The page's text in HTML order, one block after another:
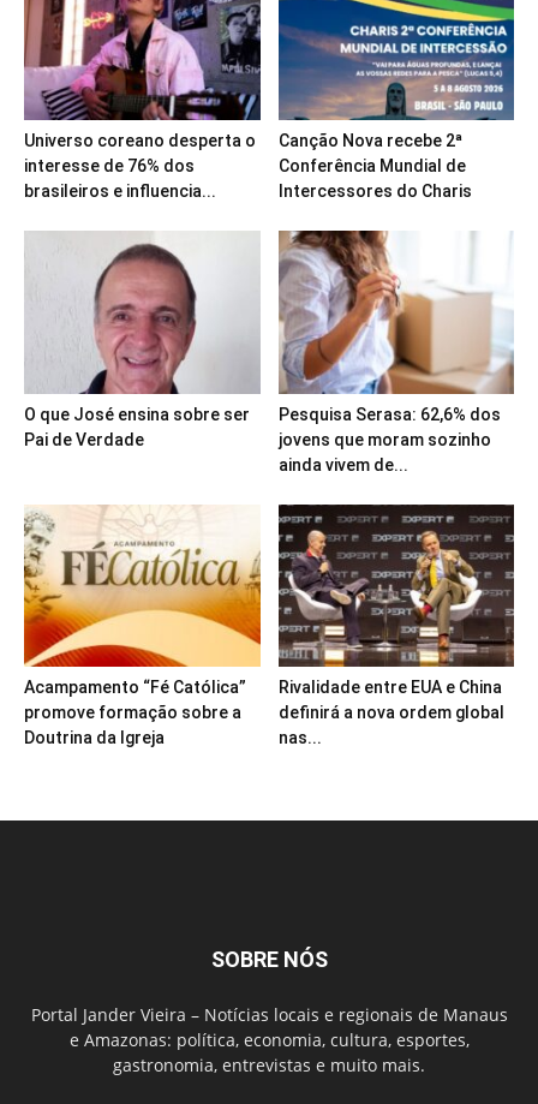
Universo coreano desperta o
interesse de 76% dos
brasileiros e influencia...
Canção Nova recebe 2ª
Conferência Mundial de
Intercessores do Charis
O que José ensina sobre ser
Pai de Verdade
Pesquisa Serasa: 62,6% dos
jovens que moram sozinho
ainda vivem de...
Acampamento “Fé Católica”
promove formação sobre a
Doutrina da Igreja
Rivalidade entre EUA e China
definirá a nova ordem global
nas...
SOBRE NÓS
Portal Jander Vieira – Notícias locais e regionais de Manaus
e Amazonas: política, economia, cultura, esportes,
gastronomia, entrevistas e muito mais.